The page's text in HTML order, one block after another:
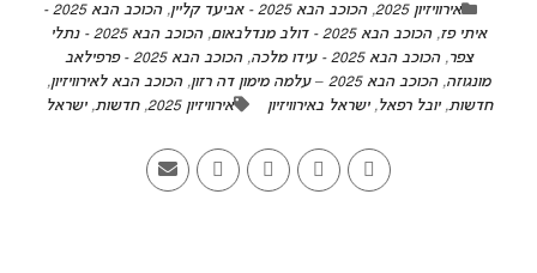
אירוויזיון 2025 ,הכוכב הבא 2025 - אביעד קליין ,
הכוכב הבא 2025 -
איתי פז,הכוכב הבא 2025 - דולב מנדלבאום ,
הכוכב הבא 2025 - נתלי
צפר,הכוכב הבא 2025 - עידו מלכה ,
הכוכב הבא 2025 - פרפילאב
מונגוזה,הכוכב הבא 2025 – עלמה מימון דה רזון ,הכוכב הבא לאירוויזיון,
חדשות,יובל רפאל,ישראל באירוויזיון אירוויזיון 2025 ,חדשות,ישראל